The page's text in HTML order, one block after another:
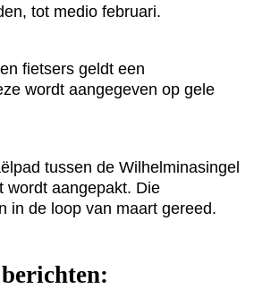
tot medio februari.
fietsers geldt een
wordt aangegeven op gele
tussen de Wilhelminasingel
wordt aangepakt. Die
in de loop van maart gereed.